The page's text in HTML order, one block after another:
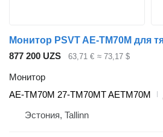
877 200 UZS 63,71 € ≈ 73,17 $
Монитор
AE-TM70M 27-TM70MT AETM70M
Эстония, Tallinn